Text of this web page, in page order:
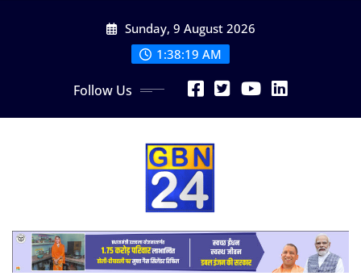
Sunday, 9 August 2026
1:38:19 AM
Follow Us